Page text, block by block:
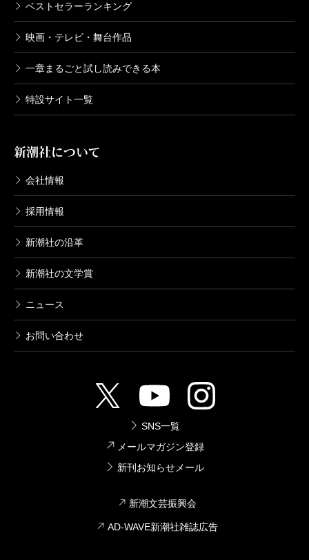
ベストセラーランキング
映画・テレビ・舞台作品
一章まるごと試し読みできる本
特設サイト一覧
新潮社について
会社情報
採用情報
新潮社の沿革
新潮社の文学賞
ニュース
お問い合わせ
SNS一覧
メールマガジン登録
新刊お知らせメール
新潮文芸振興会
AD-WAVE新潮社雑誌広告